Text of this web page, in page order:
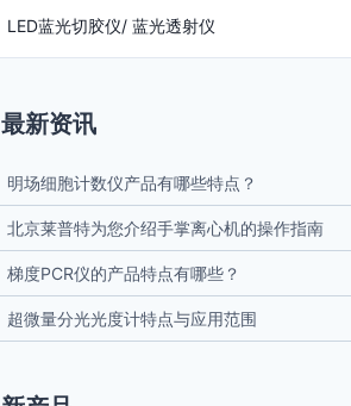
LED蓝光切胶仪/ 蓝光透射仪
最新资讯
明场细胞计数仪产品有哪些特点？
北京莱普特为您介绍手掌离心机的操作指南
梯度PCR仪的产品特点有哪些？
超微量分光光度计特点与应用范围